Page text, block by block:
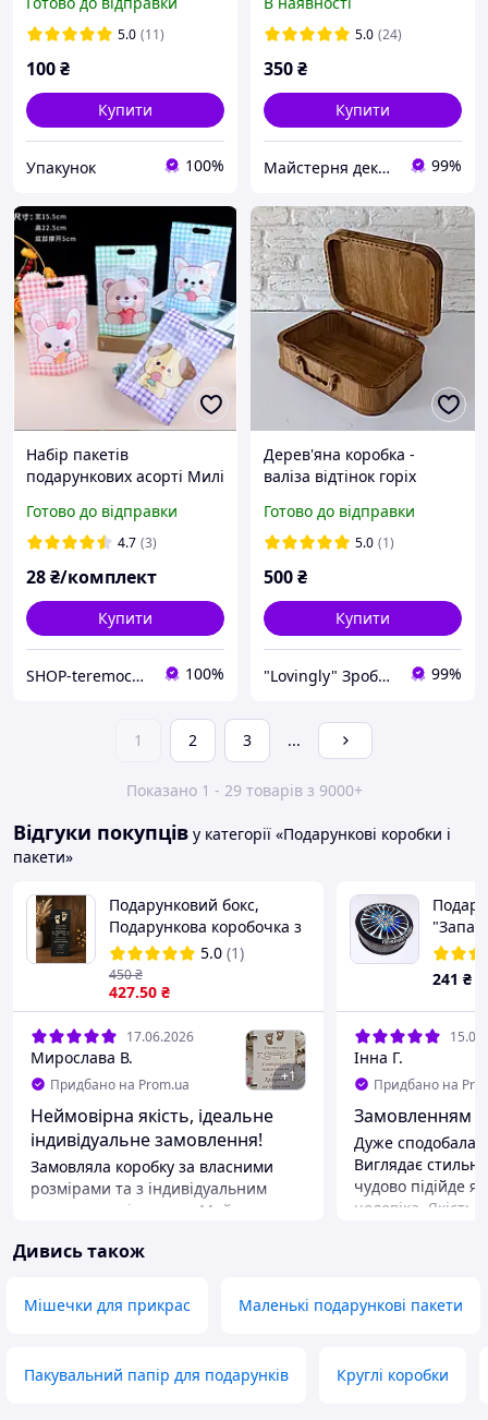
24 дні)
5.0 (11)
100₴
Купити
Упакунок 100%
5.0 (24)
350₴
Купити
Майстерня декору з дерева "Lioncorp" 99%
Набір пакетів
подарункових асорті Милі
для солодощів з ручкою
21 х15 см мікс 4 шт
Готово до відправки
4.7 (3)
28₴/комплект
Купити
SHOP-teremochek Інтернет магазин 100%
Дерев'яна коробка -
валіза відтінок горіх
Готово до відправки
5.0 (1)
500₴
Купити
"Lovingly" Зроблено з любов'ю 99%
1 2 3 ...
Показано 1 - 29 товарів з 9000+
Відгуки покупців у категорії «Подарункові коробки і
пакети»
Подарунковий бокс,
Подарункова коробочка з
написом, Коробка
Іменний подарунок для
хрещеного.
5.0 (1)
427.50 ₴
450₴
17.06.2026
Мирослава В.
Придбано на Prom.ua +1
Неймовірна якість, ідеальне
індивідуальне замовлення!
Замовляла коробку за власними
розмірами та з індивідуальним
текстом гравіювання. Майстри
бездоганно! Текст і малюнок чіткі,
а конструкція із замочком дуже
оригінальна. Врахували всі
хочу подякувати за мега-швидке
241 ₴
Інна Г.
Придбано на
Замовленням
Дуже
Виглядає
чудово підійде
чоловіка. Якість
Особливо
має знімну
місця для
Дивись також
Мішечки для прикрас Маленькі подарункові пакети
Пакувальний папір для подарунків Круглі коробки